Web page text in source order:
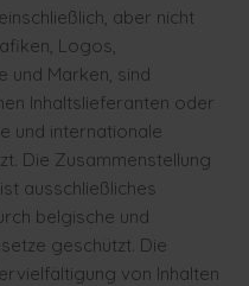
aber nicht
Logos,
und Marken, sind
Inhaltslieferanten oder
und internationale
Die Zusammenstellung
ausschließliches
belgische und
geschützt. Die
von Inhalten